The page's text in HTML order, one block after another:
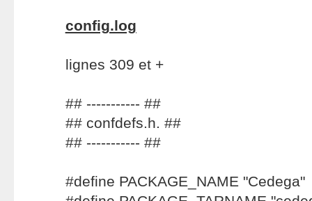
config.log
lignes 309 et +
## ----------- ##
## confdefs.h. ##
## ----------- ##
#define PACKAGE_NAME "Cedega"